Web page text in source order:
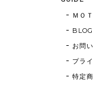
ＭＯ
BLOG
お問
プラ
特定